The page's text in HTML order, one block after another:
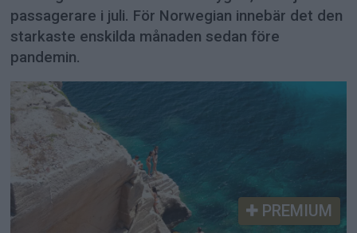
passagerare i juli. För Norwegian innebär det den
starkaste enskilda månaden sedan före
pandemin.
PREMIUM